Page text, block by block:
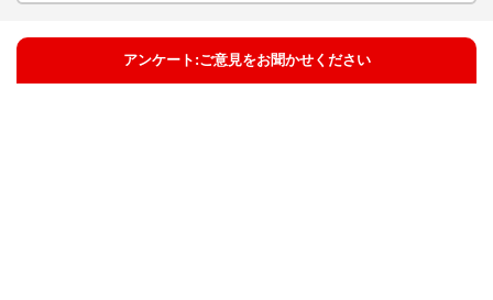
アンケート:ご意見をお聞かせください